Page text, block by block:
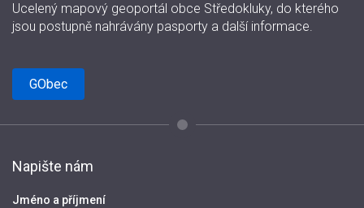
Ucelený mapový geoportál obce Středokluky, do kterého
jsou postupně nahrávány pasporty a další informace.
GObec
Napište nám
Jméno a příjmení